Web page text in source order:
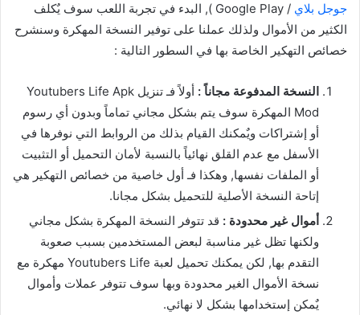
جوجل بلاي
/ Google Play ), البدء في تجربة اللعب سوف يٌكلف
الكثير من الأموال ولذلك عملنا على توفير النسخة المهكرة وسنشرح
خصائص التهكير الخاصة بها في السطور التالية :
النسخة المدفوعة مجاناً :
أولاً فـ تنزيل Youtubers Life Apk
Mod المهكرة سوف يتم بشكل مجاني تماماً وبدون أي رسوم
أو إشتراكات ويٌمكنك القيام بذلك من الروابط التي نوفرها في
الأسفل مع عدم القلق نهائياً بالنسبة لأمان التحميل أو التثبيت
أو الملفات نفسها, وهكذا فـ أول خاصية من خصائص التهكير هي
إتاحة النسخة الأصلية للتحميل بشكل مجانا.
أموال غير محدودة : قد تتوفر النسخة المهكرة بشكل مجاني
ولكنها تظل غير مناسبة لبعض المستخدمين بسبب صعوبة
التقدم بها, لكن يمكنك تحميل لعبة Youtubers Life مهكرة مع
نسخة الأموال الغير محدودة وبها سوف تتوفر عملات وأموال
يٌمكن إستخدامها بشكل لا نهائي.